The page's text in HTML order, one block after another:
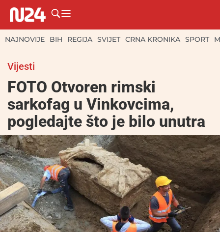
NAJNOVIJE BIH REGIJA SVIJET CRNA KRONIKA SPORT
Vijesti
FOTO Otvoren rimski
sarkofag u Vinkovcima,
pogledajte što je bilo unutra